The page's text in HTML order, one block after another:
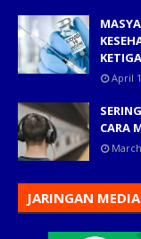
April
CARA
JARINGAN